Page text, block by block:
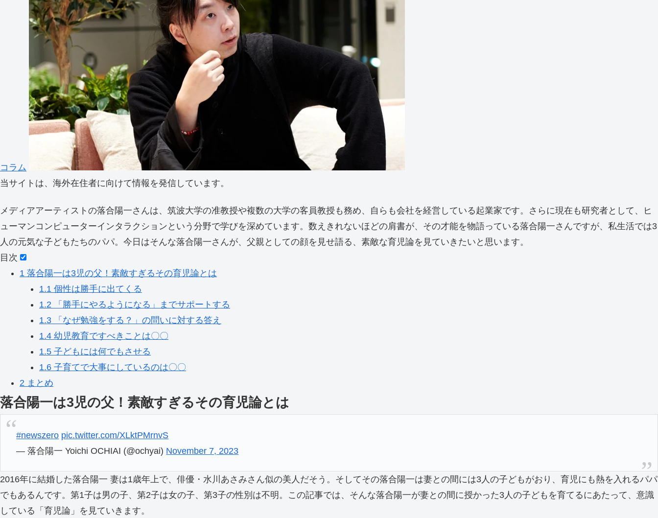
コラム
当サイトは、海外在住者に向けて情報を発信しています。
メディアアーティストの落合陽一さんは、筑波大学の准教授や複数の大学の客員教授も務め、自らも会社を経営している起業家です。さらに現在も研究者として、ヒ
ューマンコンピューターインタラクションという分野で学びを深めています。数えきれないほどの肩書が、その才能を物語っている落合陽一さんですが、私生活では3
人の元気な子どもたちのパパ。今日はそんな落合陽一さんが、父親としての顔を見せ語る、素敵な育児論を見ていきたいと思います。
目次
1 落合陽一は3児の父！素敵すぎるその育児論とは
1.1 個性は勝手に出てくる
1.2 「勝手にやるようになる」までサポートする
1.3 「なぜ勉強をする？」の問いに対する答え
1.4 幼児教育ですべきことは〇〇
1.5 子どもには何でもさせる
1.6 子育てで大事にしているのは〇〇
2 まとめ
落合陽一は3児の父！素敵すぎるその育児論とは
#newszero pic.twitter.com/XLktPMrnvS
— 落合陽一 Yoichi OCHIAI (@ochyai) November 7, 2023
2016年に結婚した落合陽一 妻は1歳年上で、俳優・水川あさみさん似の美人だそう。そしてその落合陽一は妻との間には3人の子どもがおり、育児にも熱を入れるパパ
でもあるんです。第1子は男の子、第2子は女の子、第3子の性別は不明。この記事では、そんな落合陽一が妻との間に授かった3人の子どもを育てるにあたって、意識
している「育児論」を見ていきます。